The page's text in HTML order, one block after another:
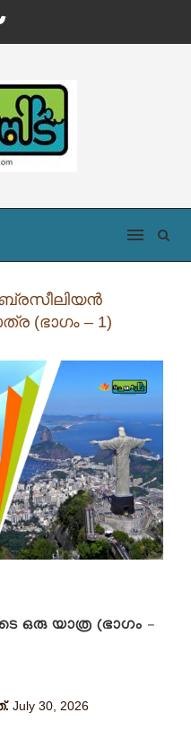
(ഭാഗം – 1)
ഒരു യാത്ര (ഭാഗം –
July 30, 2026